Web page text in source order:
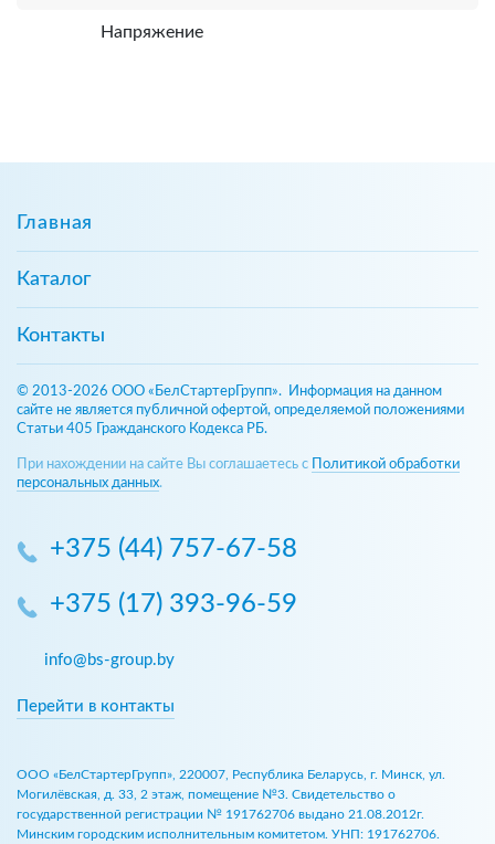
Напряжение
Главная
Каталог
Контакты
© 2013-2026 ООО «БелСтартерГрупп». Информация на данном
сайте не является публичной офертой, определяемой положениями
Статьи 405 Гражданского Кодекса РБ.
При нахождении на сайте Вы соглашаетесь с
Политикой обработки
персональных данных.
+375 (44) 757-67-58
+375 (17) 393-96-59
info@bs-group.by
Перейти в контакты
ООО «БелСтартерГрупп», 220007, Республика Беларусь, г. Минск, ул.
Могилёвская, д. 33, 2 этаж, помещение №3. Свидетельство о
государственной регистрации № 191762706 выдано 21.08.2012г.
Минским городским исполнительным комитетом. УНП: 191762706.